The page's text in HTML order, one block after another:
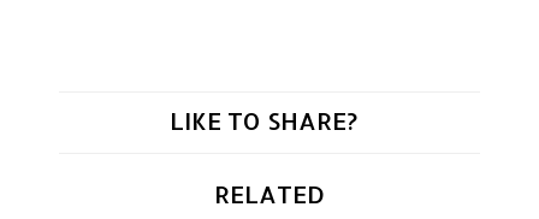
LIKE TO SHARE?
RELATED